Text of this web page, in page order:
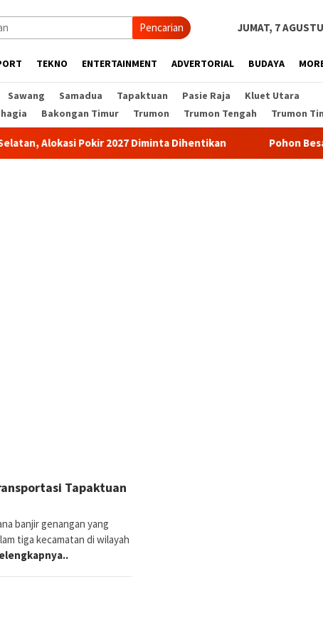
Pencarian JUMAT, 7
TEKNO ENTERTAINMENT ADVERTORIAL BUDAYA
Sawang Samadua Tapaktuan Pasie Raja
Kluet Utara
Bakongan Timur Trumon Trumon Tengah Trumon
Alokasi Pokir 2027 Diminta Dihentikan Pohon Besar
Tapaktuan
banjir genangan yang
tiga kecamatan di wilayah